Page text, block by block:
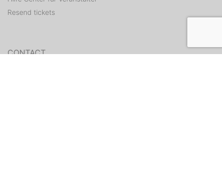
Resend tickets
CONTACT